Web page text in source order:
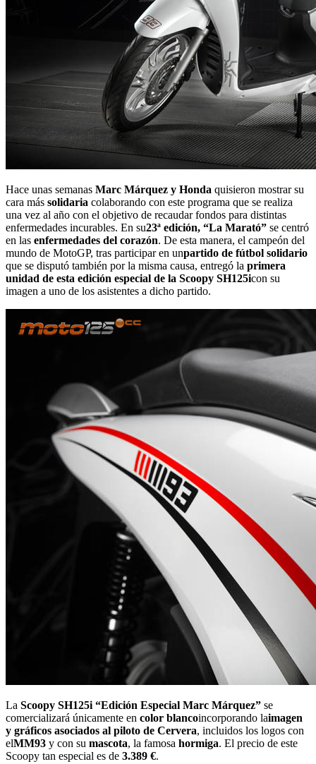
Hace unas semanas Marc Márquez y Honda quisieron mostrar su
cara más solidaria colaborando con este programa que se realiza
una vez al año con el objetivo de recaudar fondos para distintas
enfermedades incurables. En su23ª edición, “La Marató” se centró
en las enfermedades del corazón. De esta manera, el campeón del
mundo de MotoGP, tras participar en unpartido de fútbol solidario
que se disputó también por la misma causa, entregó la primera
unidad de esta edición especial de la Scoopy SH125icon su
imagen a uno de los asistentes a dicho partido.
La Scoopy SH125i “Edición Especial Marc Márquez” se
comercializará únicamente en color blancoincorporando laimagen
y gráficos asociados al piloto de Cervera, incluidos los logos con
elMM93 y con su mascota, la famosa hormiga. El precio de este
Scoopy tan especial es de 3.389 €.